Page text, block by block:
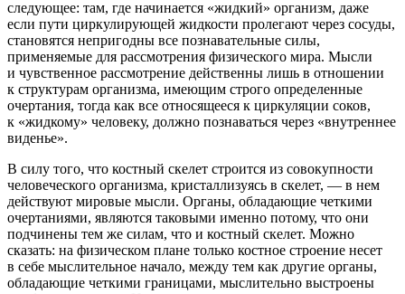
следующее: там, где начинается «жидкий» организм, даже
если пути циркулирующей жидкости пролегают через сосуды,
становятся непригодны все познавательные силы,
применяемые для рассмотрения физического мира. Мысли
и чувственное рассмотрение действенны лишь в отношении
к структурам организма, имеющим строго определенные
очертания, тогда как все относящееся к циркуляции соков,
к «жидкому» человеку, должно познаваться через «внутреннее
виденье».
В силу того, что костный скелет строится из совокупности
человеческого организма, кристаллизуясь в скелет, — в нем
действуют мировые мысли. Органы, обладающие четкими
очертаниями, являются таковыми именно потому, что они
подчинены тем же силам, что и костный скелет. Можно
сказать: на физическом плане только костное строение несет
в себе мыслительное начало, между тем как другие органы,
обладающие четкими границами, мыслительно выстроены